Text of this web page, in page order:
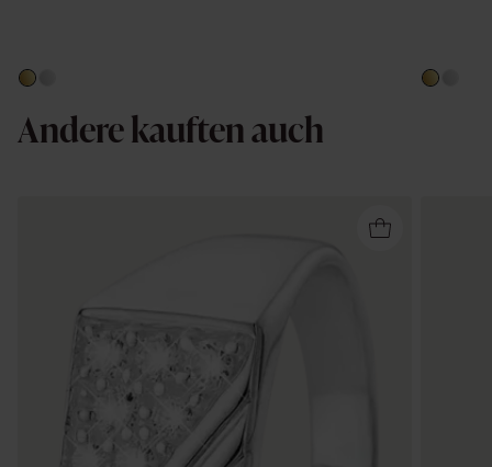
Andere kauften auch